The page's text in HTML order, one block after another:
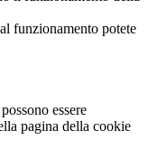
funzionamento potete
essere
pagina della cookie